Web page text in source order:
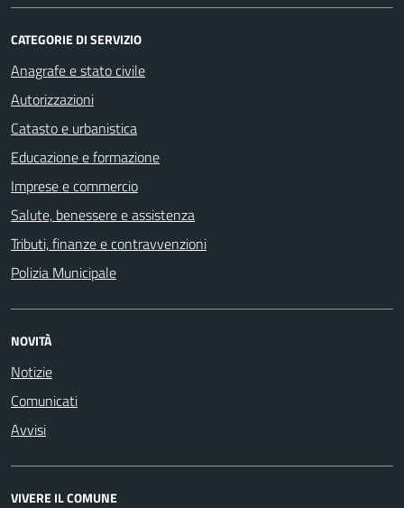
CATEGORIE DI SERVIZIO
Anagrafe e stato civile
Autorizzazioni
Catasto e urbanistica
Educazione e formazione
Imprese e commercio
Salute, benessere e assistenza
Tributi, finanze e contravvenzioni
Polizia Municipale
NOVITÀ
Notizie
Comunicati
Avvisi
VIVERE IL COMUNE